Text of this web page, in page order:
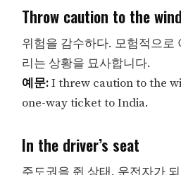
Throw caution to the wind
위험을 감수하다. 모험적으로
리는 상황을 묘사합니다.
예문:I threw caution to the
one-way ticket to India.
In the driver’s seat